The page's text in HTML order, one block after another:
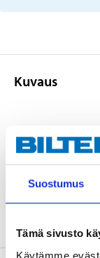
Suostumus
Tämä sivusto
Käytämme
Kuvaus
OE: 5852052